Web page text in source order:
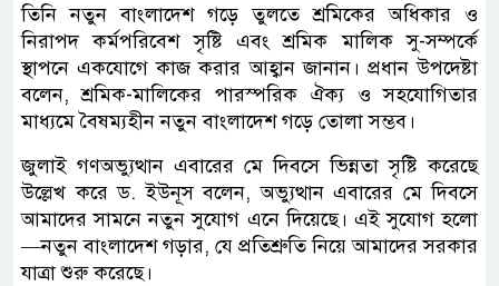
তিনি নতুন বাংলাদেশ গড়ে তুলতে শ্রমিকের অধিকার ও
নিরাপদ কর্মপরিবেশ সৃষ্টি এবং শ্রমিক মালিক সু-সম্পর্কে
স্থাপনে একযোগে কাজ করার আহ্বান জানান। প্রধান উপদেষ্টা
বলেন, শ্রমিক-মালিকের পারস্পরিক ঐক্য ও সহযোগিতার
মাধ্যমে বৈষম্যহীন নতুন বাংলাদেশ গড়ে তোলা সম্ভব।
জুলাই গণঅভ্যুত্থান এবারের মে দিবসে ভিন্নতা সৃষ্টি করেছে
উল্লেখ করে ড. ইউনূস বলেন, অভ্যুত্থান এবারের মে দিবসে
আমাদের সামনে নতুন সুযোগ এনে দিয়েছে। এই সুযোগ হলো
—নতুন বাংলাদেশ গড়ার, যে প্রতিশ্রুতি নিয়ে আমাদের সরকার
যাত্রা শুরু করেছে।